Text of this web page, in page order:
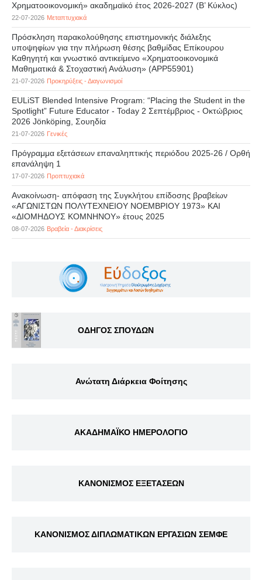
Χρηματοοικονομική» ακαδημαϊκό έτος 2026-2027 (B’ Kύκλος)
22-07-2026 Μεταπτυχιακά
Πρόσκληση παρακολούθησης επιστημονικής διάλεξης
υποψηφίων για την πλήρωση θέσης βαθμίδας Επίκουρου
Καθηγητή και γνωστικό αντικείμενο «Χρηματοοικονομικά
Μαθηματικά & Στοχαστική Ανάλυση» (APP55901)
21-07-2026 Προκηρύξεις - Διαγωνισμοί
EULiST Blended Intensive Program: “Placing the Student in the
Spotlight” Future Educator - Today 2 Σεπτέμβριος - Οκτώβριος
2026 Jönköping, Σουηδία
21-07-2026 Γενικές
Πρόγραμμα εξετάσεων επαναληπτικής περιόδου 2025-26 / Ορθή
επανάληψη 1
17-07-2026 Προπτυχιακά
Ανακοίνωση- απόφαση της Συγκλήτου επίδοσης βραβείων
«ΑΓΩΝΙΣΤΩΝ ΠΟΛΥΤΕΧΝΕΙΟΥ ΝΟΕΜΒΡΙΟΥ 1973» ΚΑΙ
«ΔΙΟΜΗΔΟΥΣ ΚΟΜΝΗΝΟΥ» έτους 2025
08-07-2026 Βραβεία - Διακρίσεις
ΟΔΗΓΟΣ ΣΠΟΥΔΩΝ
Ανώτατη Διάρκεια Φοίτησης
ΑΚΑΔΗΜΑΪΚΟ ΗΜΕΡΟΛΟΓΙΟ
ΚΑΝΟΝΙΣΜΟΣ ΕΞΕΤΑΣΕΩΝ
ΚΑΝΟΝΙΣΜΟΣ ΔΙΠΛΩΜΑΤΙΚΩΝ ΕΡΓΑΣΙΩΝ ΣΕΜΦΕ